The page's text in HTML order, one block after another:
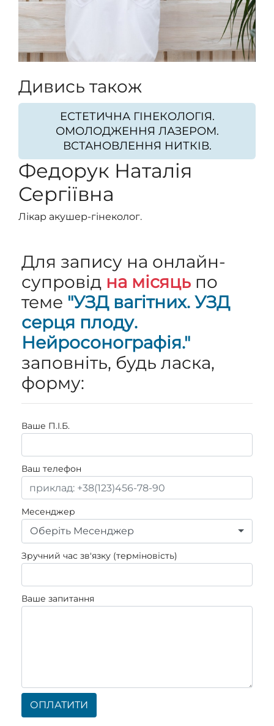
Дивись також
ЕСТЕТИЧНА ГІНЕКОЛОГІЯ.
ОМОЛОДЖЕННЯ ЛАЗЕРОМ.
ВСТАНОВЛЕННЯ НИТКІВ.
Федорук Наталія
Сергіївна
Лікар акушер-гінеколог.
Для запису на онлайн-
супровід на місяць по
теме "УЗД вагітних. УЗД
серця плоду.
Нейросонографія."
заповніть, будь ласка,
форму:
Ваше П.I.Б.
Ваш телефон
Месенджер
Оберіть Месенджер
Зручний час зв'язку (терміновість)
Ваше запитання
ОПЛАТИТИ